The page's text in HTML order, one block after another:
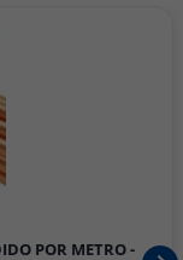
POR METRO -